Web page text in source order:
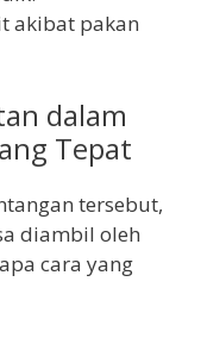
akibat pakan
dalam
Tepat
tersebut,
diambil oleh
cara yang